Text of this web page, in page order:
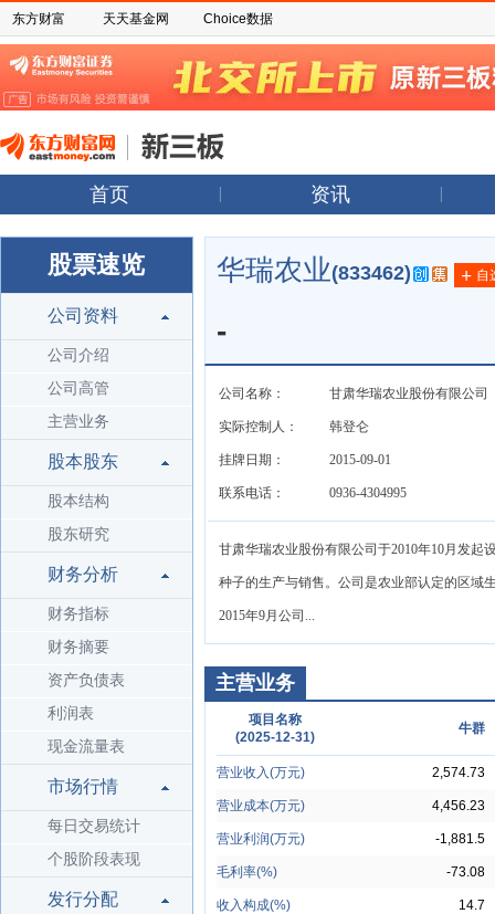
东方财富 天天基金网 Choice数据
首页 资讯
股票速览
公司资料
公司介绍
公司高管
主营业务
股本股东
股本结构
股东研究
财务分析
财务指标
财务摘要
资产负债表
利润表
现金流量表
市场行情
每日交易统计
个股阶段表现
发行分配
华瑞农业(833462) + 自
-
公司名称： 甘肃华瑞农业股份有限公司
实际控制人： 韩登仑
挂牌日期： 2015-09-01
联系电话： 0936-4304995
甘肃华瑞农业股份有限公司于2010年10月发
种子的生产与销售。公司是农业部认定的区域
2015年9月公司...
主营业务
项目名称
(2025-12-31)
营业收入(万元)
营业成本(万元)
营业利润(万元)
毛利率(%)
收入构成(%)
牛群
2,574.73
4,456.23
-1,881.5
-73.08
14.7